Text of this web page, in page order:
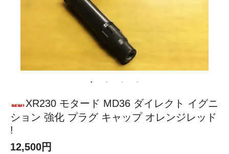
XR230 モタード MD36 ダイレクト イグニ
ション 強化 プラグ キャップ オレンジレッド
!
12,500円